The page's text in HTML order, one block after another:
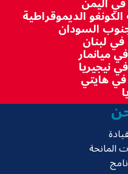
الديموقراطية
السودان
لبنان
ميانمار
نيجيريا
هايتي
المانحة